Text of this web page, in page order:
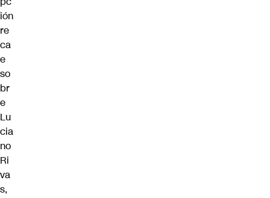
ión
re
ca
e
so
br
e
Lu
cia
no
Ri
va
s,